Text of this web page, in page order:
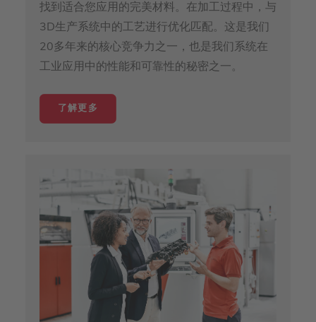
找到适合您应用的完美材料。在加工过程中，与
3D生产系统中的工艺进行优化匹配。这是我们
20多年来的核心竞争力之一，也是我们系统在
工业应用中的性能和可靠性的秘密之一。
了解更多